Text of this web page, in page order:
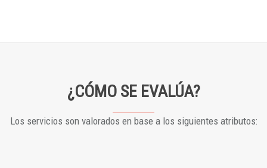
¿CÓMO SE EVALÚA?
Los servicios son valorados en base a los siguientes atributos: